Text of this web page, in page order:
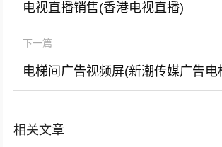
电视直播销售(香港电视直播)
下一篇
电梯间广告视频屏(新潮传媒广告电
相关文章